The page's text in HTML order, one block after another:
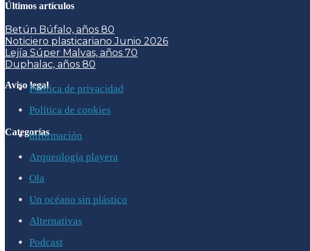
Últimos artículos
Betún Búfalo, años 80
Noticiero plasticariano Junio 2026
Lejía Súper Malvas, años 70
Duphalac, años 80
Aviso legalPolítica de privacidad
Política de cookies
Categoríasinformación
Arqueología playera
Ola
Un océano sin plástico
Alternativas
Podcast